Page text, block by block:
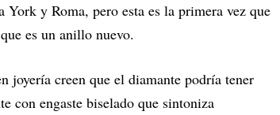
y Roma, pero esta es la primera vez que
es un anillo nuevo.
joyería creen que el diamante podría tener
con engaste biselado que sintoniza